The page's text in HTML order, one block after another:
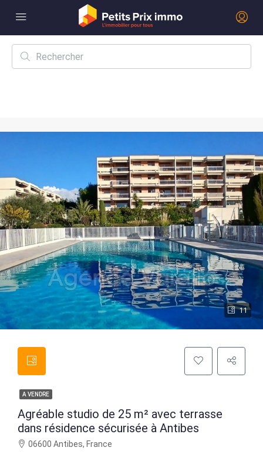
11
A VENDRE
Agréable studio de 25 m² avec terrasse
dans résidence sécurisée à Antibes
06600 Antibes, France